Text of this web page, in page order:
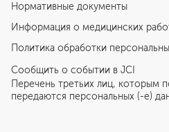
Нормативные документы
Информация о медицинских
Политика обработки
Сообщить о событии в JCI
Перечень третьих лиц, которым
передаются персональных (-е)